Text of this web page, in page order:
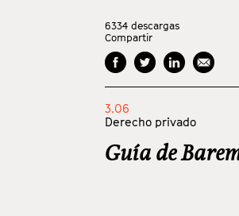
6334 descargas
Compartir
3.06
Derecho privado
Guía de